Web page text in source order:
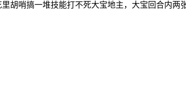
胡哨搞一堆技能打不死大宝地主，大宝回合内